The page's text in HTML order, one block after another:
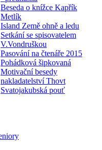
Beseda o knížce Kapřík
Metlík
Island Země ohně a ledu
Setkání se spisovatelem
V.Vondruškou
Pasování na čtenáře 2015
Pohádková šipkovaná
Motivační besedy
nakladatelství Thovt
Svatojakubská pouť